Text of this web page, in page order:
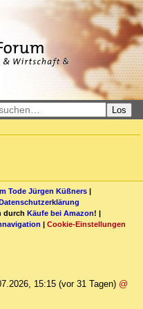
Los
Tode Jürgen Küßners |
durch Käufe bei Amazon! |
| Cookie-Einstellungen
15:15 (vor 31 Tagen) @